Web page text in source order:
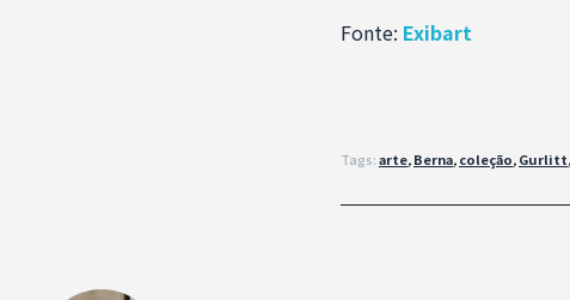
Fonte: Exibart
Tags:arte,Berna,coleção,Gurlitt,